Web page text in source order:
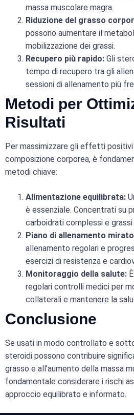
massa muscolare magra.
Riduzione del grasso
possono aumentare il
mobilizzazione dei grassi.
Recupero più rapido: Gli
tempo di recupero tra gli
sessioni di allenamento più
Metodi per
Risultati
Per massimizzare gli effetti
composizione corporea, è
metodi chiave:
Alimentazione equilibrata:
è essenziale. Concentrati su
carboidrati complessi e grassi
Piano di allenamento
allenamento regolari e
esercizi di resistenza e
Monitoraggio della salute:
regolari controlli medici per
collaterali e mantenere la
Conclusione
Se usati in modo controllato e
steroidi possono contribuire
grasso e all’aumento della massa
fondamentale considerare i rischi
approccio equilibrato e informato.